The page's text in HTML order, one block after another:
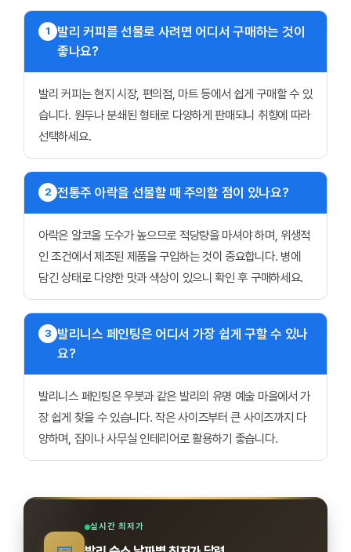
1
발리 커피를 선물로 사려면 어디서 구매하는 것이
좋나요?
발리 커피는 현지 시장, 편의점, 마트 등에서 쉽게 구매할 수 있
습니다. 원두나 분쇄된 형태로 다양하게 판매되니 취향에 따라
선택하세요.
2 전통주 아락을 선물할 때 주의할 점이 있나요?
아락은 알코올 도수가 높으므로 적당량을 마셔야 하며, 위생적
인 조건에서 제조된 제품을 구입하는 것이 중요합니다. 병에
담긴 상태로 다양한 맛과 색상이 있으니 확인 후 구매하세요.
3 발리니스 페인팅은 어디서 가장 쉽게 구할 수 있나
요?
발리니스 페인팅은 우붓과 같은 발리의 유명 예술 마을에서 가
장 쉽게 찾을 수 있습니다. 작은 사이즈부터 큰 사이즈까지 다
양하며, 집이나 사무실 인테리어로 활용하기 좋습니다.
실시간 최저가